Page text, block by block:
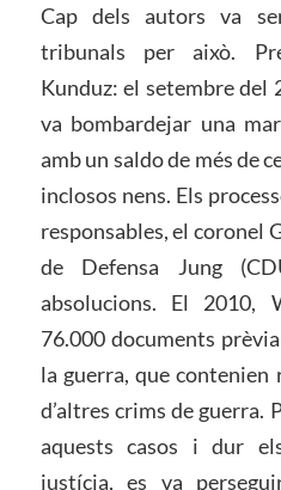
Cap dels autors va
tribunals per això.
Kunduz: el setembre del
va bombardejar una
amb un saldo de més de
inclosos nens. Els
responsables, el coronel
de Defensa Jung
absolucions. El 2010,
76.000 documents
la guerra, que contenien
d’altres crims de guerra.
aquests casos i dur
justícia, es va